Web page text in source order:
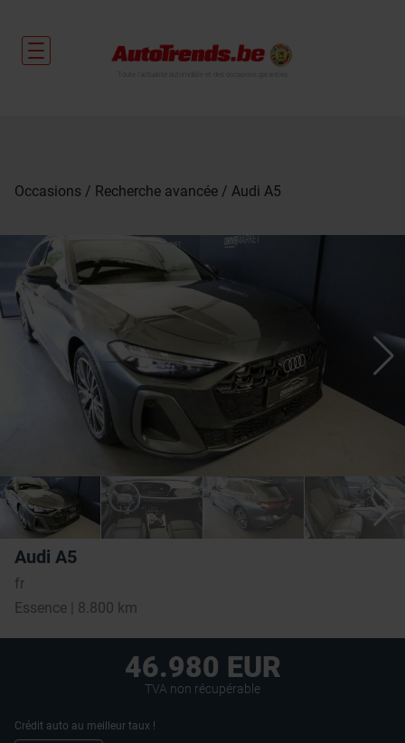
Occasions Recherche avancée Audi A5
Audi A5
fr
Essence | 8.800 km
46.980 EUR
TVA non récupérable
Crédit auto au meilleur taux !